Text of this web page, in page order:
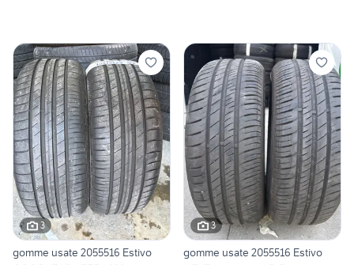
3
gomme usate 2055516 Estivo
3
gomme usate 2055516 Estivo